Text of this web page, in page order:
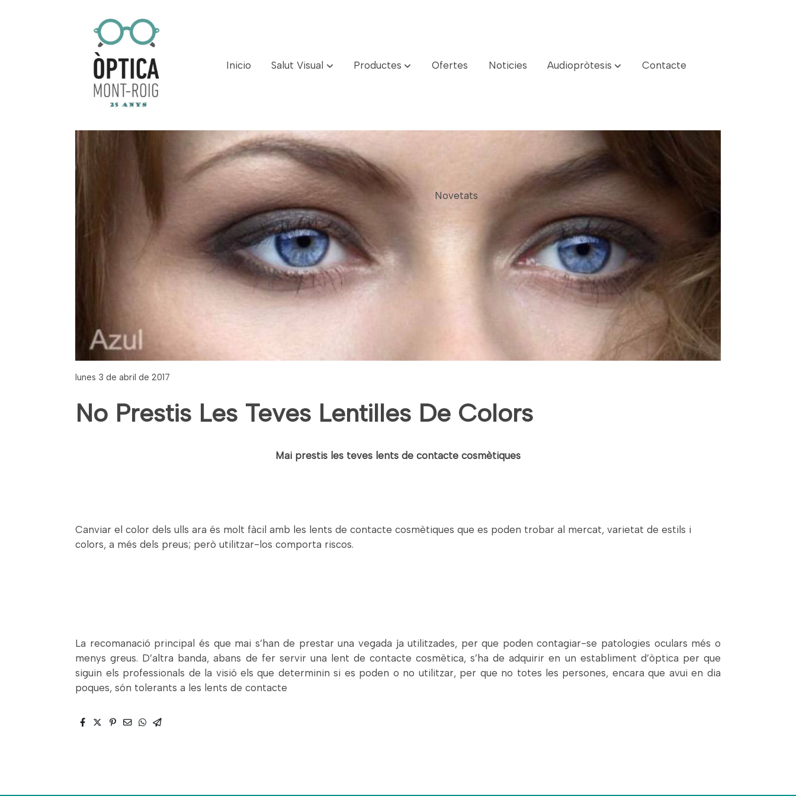
Inicio Salut Visual Productes Ofertes Noticies Audiopròtesis Contacte
Novetats
lunes 3 de abril de 2017
No Prestis Les Teves Lentilles De Colors
Mai prestis les teves lents de contacte cosmètiques
Canviar el color dels ulls ara és molt fàcil amb les lents de contacte cosmètiques que es poden trobar al mercat, varietat de estils i
colors, a més dels preus; però utilitzar-los comporta riscos.
La recomanació principal és que mai s’han de prestar una vegada ja utilitzades, per que poden contagiar-se patologies oculars més o
menys greus. D’altra banda, abans de fer servir una lent de contacte cosmètica, s’ha de adquirir en un establiment d’òptica per que
siguin els professionals de la visió els que determinin si es poden o no utilitzar, per que no totes les persones, encara que avui en dia
poques, són tolerants a les lents de contacte